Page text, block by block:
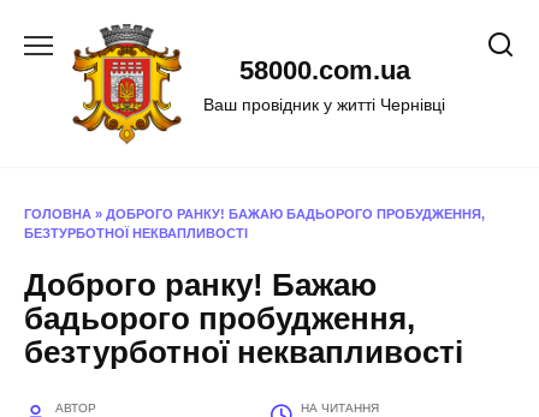
58000.com.ua
Ваш провідник у житті Чернівці
ГОЛОВНА » ДОБРОГО РАНКУ! БАЖАЮ БАДЬОРОГО ПРОБУДЖЕННЯ,
БЕЗТУРБОТНОЇ НЕКВАПЛИВОСТІ
Доброго ранку! Бажаю
бадьорого пробудження,
безтурботної неквапливості
АВТОР НА ЧИТАННЯ